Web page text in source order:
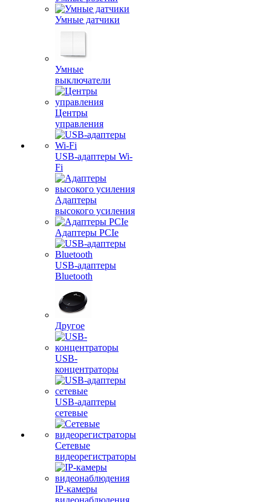
Умные датчики
Умные
выключатели
Центры
управления
USB-адаптеры Wi-
Fi
Адаптеры
высокого усиления
Адаптеры PCIe
USB-адаптеры
Bluetooth
Другое
USB-
концентраторы
USB-адаптеры
сетевые
Сетевые
видеорегистраторы
IP-камеры
видеонаблюдения